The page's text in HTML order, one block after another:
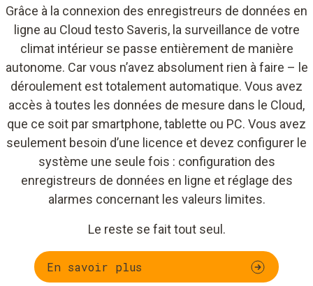
Grâce à la connexion des enregistreurs de données en
ligne au Cloud testo Saveris, la surveillance de votre
climat intérieur se passe entièrement de manière
autonome. Car vous n’avez absolument rien à faire – le
déroulement est totalement automatique. Vous avez
accès à toutes les données de mesure dans le Cloud,
que ce soit par smartphone, tablette ou PC. Vous avez
seulement besoin d’une licence et devez configurer le
système une seule fois : configuration des
enregistreurs de données en ligne et réglage des
alarmes concernant les valeurs limites.
Le reste se fait tout seul.
En savoir plus